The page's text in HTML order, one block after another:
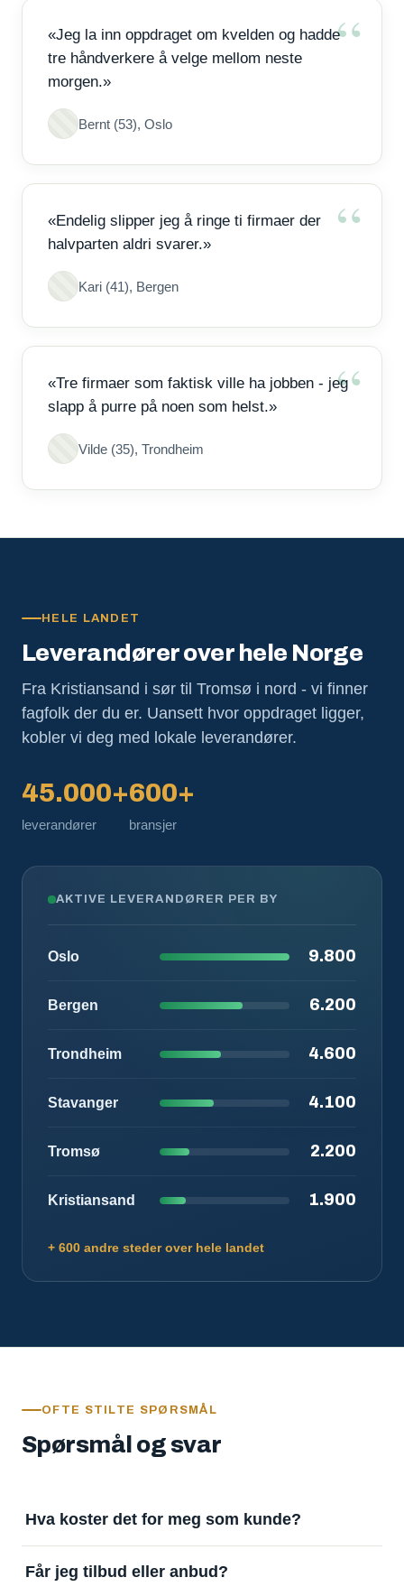
«Jeg la inn oppdraget om kvelden og hadde
tre håndverkere å velge mellom neste
morgen.»
Bernt (53), Oslo
«Endelig slipper jeg å ringe ti firmaer der
halvparten aldri svarer.»
Kari (41), Bergen
«Tre firmaer som faktisk ville ha jobben - jeg
slapp å purre på noen som helst.»
Vilde (35), Trondheim
HELE LANDET
Leverandører over hele Norge
Fra Kristiansand i sør til Tromsø i nord - vi finner
fagfolk der du er. Uansett hvor oppdraget ligger,
kobler vi deg med lokale leverandører.
45.000+
leverandører
600+
bransjer
AKTIVE LEVERANDØRER PER BY
Oslo 9.800
Bergen 6.200
Trondheim 4.600
Stavanger 4.100
Tromsø 2.200
Kristiansand 1.900
+ 600 andre steder over hele landet
OFTE STILTE SPØRSMÅL
Spørsmål og svar
Hva koster det for meg som kunde?
å motta svar. Tjenesten finansieres av
Får jeg tilbud eller anbud?